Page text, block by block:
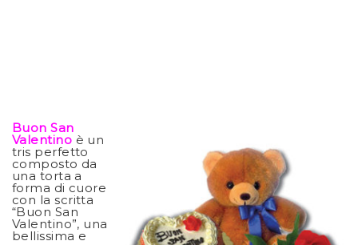
Buon San
Valentino è un
tris perfetto
composto da
una torta a
forma di cuore
con la scritta
“Buon San
Valentino”, una
bellissima e